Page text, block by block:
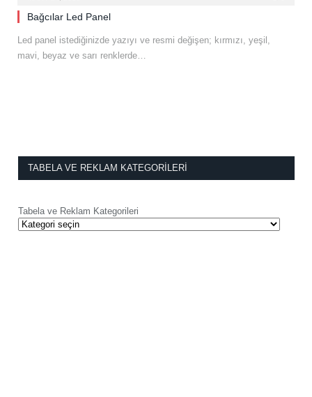
Bağcılar Led Panel
Led panel istediğinizde yazıyı ve resmi değişen; kırmızı, yeşil,
mavi, beyaz ve sarı renklerde…
TABELA VE REKLAM KATEGORILERI
Tabela ve Reklam Kategorileri